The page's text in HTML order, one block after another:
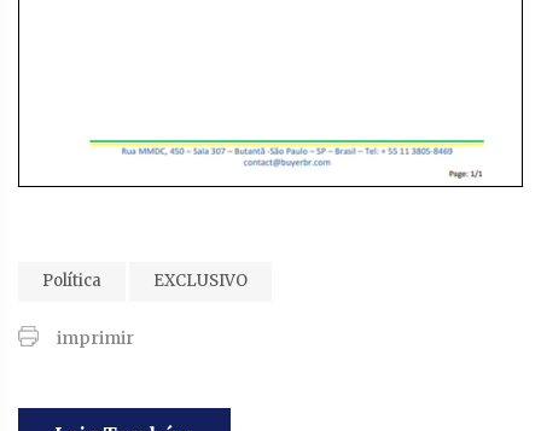
Política EXCLUSIVO
imprimir